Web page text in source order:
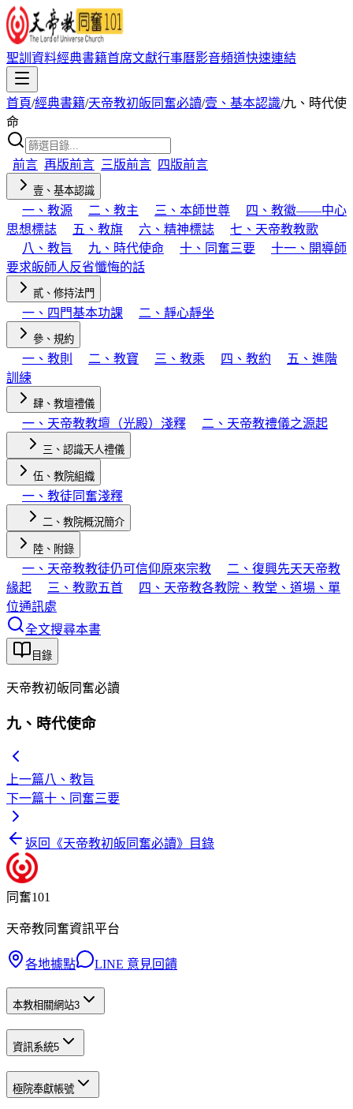
聖訓資料經典書籍首席文獻行事曆影音頻道快速連結
首頁/經典書籍/天帝教初皈同奮必讀/壹、基本認識/九、時代使
命
前言 再版前言 三版前言 四版前言
壹、基本認識
一、教源 二、教主 三、本師世尊
四、教徽——中心
思想標誌
五、教旗 六、精神標誌
七、天帝教教歌
八、教旨
九、時代使命 十、同奮三要
十一、開導師
要求皈師人反省懺悔的話
貳、修持法門
一、四門基本功課 二、靜心靜坐
參、規約
一、教則 二、教寶 三、教乘 四、教約
五、進階
訓練
肆、教壇禮儀
一、天帝教教壇（光殿）淺釋 二、天帝教禮儀之源起
三、認識天人禮儀
伍、教院組織
一、教徒同奮淺釋
二、教院概況簡介
陸、附錄
一、天帝教教徒仍可信仰原來宗教
二、復興先天天帝教
緣起
三、教歌五首
四、天帝教各教院、教堂、道場、單
位通訊處
全文搜尋本書
目錄
天帝教初皈同奮必讀
九、時代使命
上一篇八、教旨
下一篇十、同奮三要
返回《天帝教初皈同奮必讀》目錄
同奮101
天帝教同奮資訊平台
各地據點 LINE 意見回饋
本教相關網站3
資訊系統5
極院奉獻帳號